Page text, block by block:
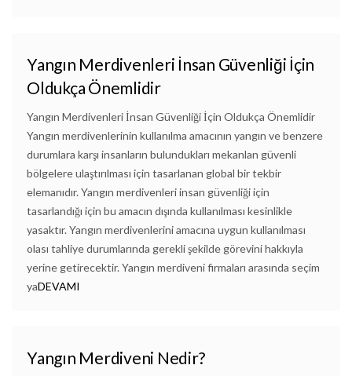
Yangın Merdivenleri İnsan Güvenliği İçin
Oldukça Önemlidir
Yangın Merdivenleri İnsan Güvenliği İçin Oldukça Önemlidir
Yangın merdivenlerinin kullanılma amacının yangın ve benzere
durumlara karşı insanların bulundukları mekanlan güvenli
bölgelere ulaştırılması için tasarlanan global bir tekbir
elemanıdır. Yangın merdivenleri insan güvenliği için
tasarlandığı için bu amacın dışında kullanılması kesinlikle
yasaktır. Yangın merdivenlerini amacına uygun kullanılması
olası tahliye durumlarında gerekli şekilde görevini hakkıyla
yerine getirecektir. Yangın merdiveni firmaları arasında seçim
yaDEVAMI
Yangın Merdiveni Nedir?